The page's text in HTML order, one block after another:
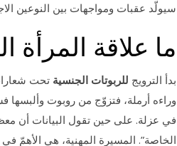
سيولّد عقبات ومواجهات بين النوعين
ما علاقة المرأة
بدأ الترويج للربوتات الجنسية تحت
وراءه أرملة، فتزوّج من روبوت وألبسها
في عزلة. على حين تقول البيانات أن
الخاصة”. المسيرة المهنية، هي الأهمّ